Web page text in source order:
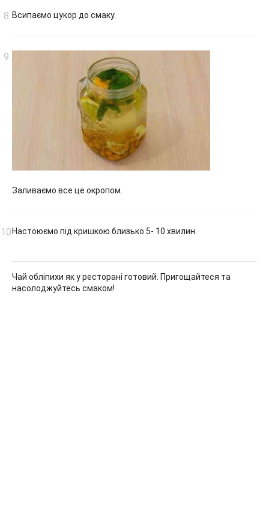
Всипаємо цукор до смаку.
Заливаємо все це окропом.
Настоюємо під кришкою близько 5- 10 хвилин.
Чай обліпихи як у ресторані готовий. Пригощайтеся та
насолоджуйтесь смаком!